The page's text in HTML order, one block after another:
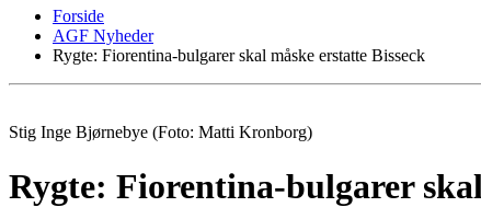
Forside
AGF Nyheder
Rygte: Fiorentina-bulgarer skal måske erstatte Bisseck
Stig Inge Bjørnebye (Foto: Matti Kronborg)
Rygte: Fiorentina-bulgarer